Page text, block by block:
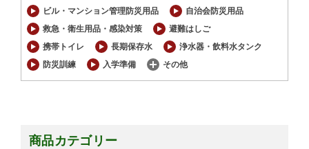
ビル・マンション管理防災用品
自治会防災用品
救急・衛生用品・感染対策
避難はしご
携帯トイレ
長期保存水
浄水器・飲料水タンク
防災訓練
入学準備 その他
商品カテゴリー